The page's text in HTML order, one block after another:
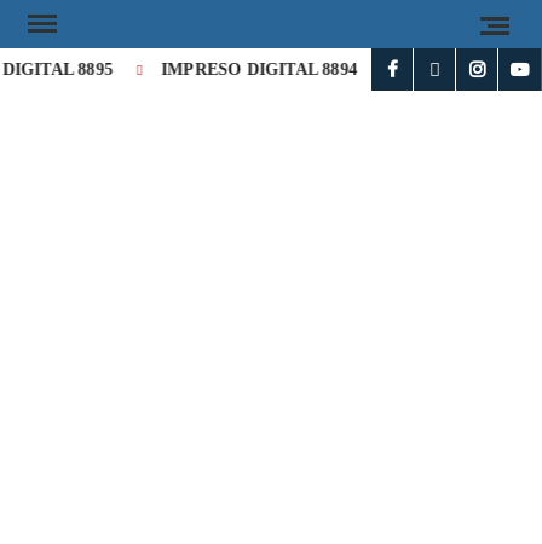
8895 IMPRESO DIGITAL 8894 Milei cataloga de